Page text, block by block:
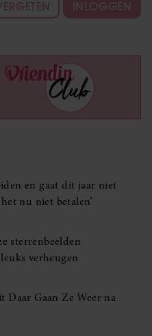
INLOGGEN
en gaat dit jaar niet
nu niet betalen’
sterrenbeelden
verheugen
Daar Gaan Ze Weer na